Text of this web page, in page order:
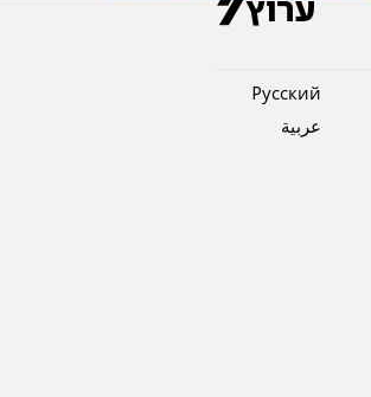
Pусский
عربية